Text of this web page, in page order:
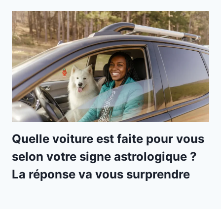
Quelle voiture est faite pour vous
selon votre signe astrologique ?
La réponse va vous surprendre